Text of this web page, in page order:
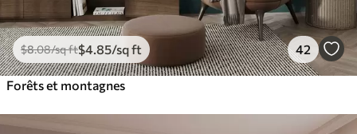
$8.08/sq ft$4 .85/sq ft 42
Forêts et montagnes